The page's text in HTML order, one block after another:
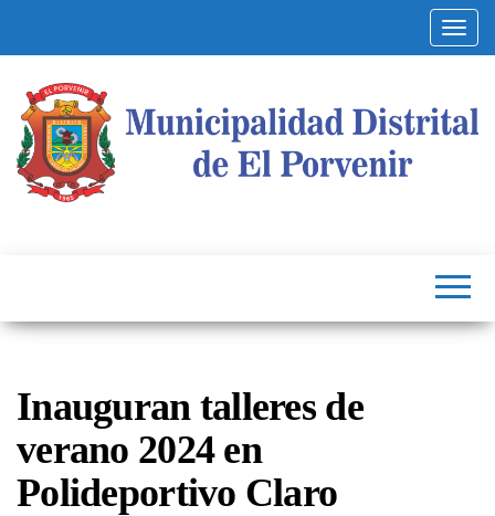
Inauguran talleres de
verano 2024 en
Polideportivo Claro